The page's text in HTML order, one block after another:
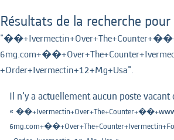
Résultats de la recherche pour
+Order+Ivermectin+12+Mg+Usa".
Il n’y a actuellement aucun poste
«